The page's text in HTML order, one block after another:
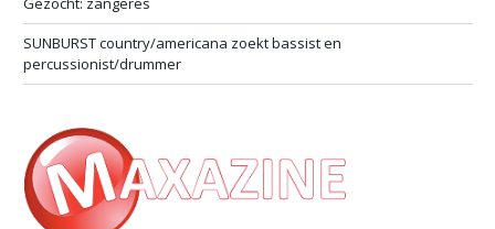
SUNBURST country/americana zoekt bassist en
percussionist/drummer